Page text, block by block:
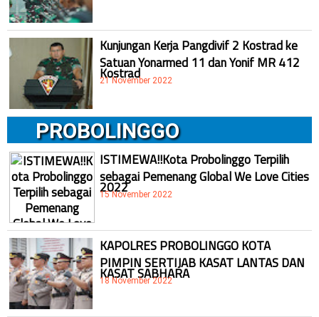
Kunjungan Kerja Pangdivif 2 Kostrad ke
Satuan Yonarmed 11 dan Yonif MR 412
Kostrad
21 November 2022
PROBOLINGGO
ISTIMEWA!!Kota Probolinggo Terpilih
sebagai Pemenang Global We Love Cities
2022
15 November 2022
KAPOLRES PROBOLINGGO KOTA
PIMPIN SERTIJAB KASAT LANTAS DAN
KASAT SABHARA
18 November 2022